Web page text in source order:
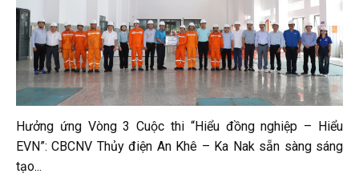
Hưởng ứng Vòng 3 Cuộc thi “Hiểu đồng nghiệp – Hiểu
EVN”: CBCNV Thủy điện An Khê – Ka Nak sẵn sàng sáng
tạo...